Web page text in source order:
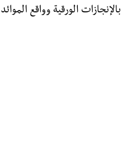
بالإنجازات الورقية وواقع